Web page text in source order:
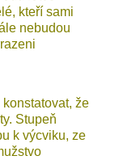
kteří sami
nebudou
že
Stupeň
k výcviku, ze